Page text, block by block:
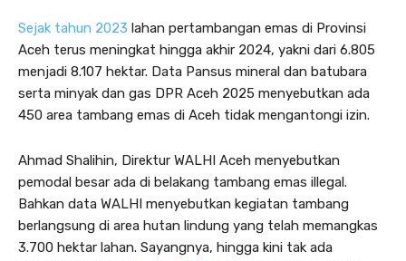
Sejak tahun 2023 lahan pertambangan emas di Provinsi
Aceh terus meningkat hingga akhir 2024, yakni dari 6.805
menjadi 8.107 hektar. Data Pansus mineral dan batubara
serta minyak dan gas DPR Aceh 2025 menyebutkan ada
450 area tambang emas di Aceh tidak mengantongi izin.
Ahmad Shalihin, Direktur WALHI Aceh menyebutkan
pemodal besar ada di belakang tambang emas illegal.
Bahkan data WALHI menyebutkan kegiatan tambang
berlangsung di area hutan lindung yang telah memangkas
3.700 hektar lahan. Sayangnya, hingga kini tak ada